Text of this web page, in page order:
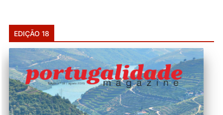
EDIÇÃO 18